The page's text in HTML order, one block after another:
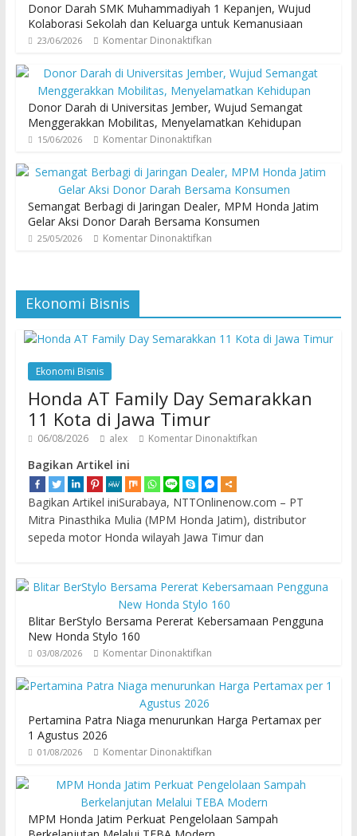
Donor Darah SMK Muhammadiyah 1 Kepanjen, Wujud
Kolaborasi Sekolah dan Keluarga untuk Kemanusiaan
23/06/2026 Komentar Dinonaktifkan
Donor Darah di Universitas Jember, Wujud Semangat
Menggerakkan Mobilitas, Menyelamatkan Kehidupan
15/06/2026 Komentar Dinonaktifkan
Semangat Berbagi di Jaringan Dealer, MPM Honda Jatim
Gelar Aksi Donor Darah Bersama Konsumen
25/05/2026 Komentar Dinonaktifkan
Ekonomi Bisnis
Ekonomi Bisnis
Honda AT Family Day Semarakkan
11 Kota di Jawa Timur
06/08/2026 alex Komentar Dinonaktifkan
Bagikan Artikel ini
Bagikan Artikel iniSurabaya, NTTOnlinenow.com – PT
Mitra Pinasthika Mulia (MPM Honda Jatim), distributor
sepeda motor Honda wilayah Jawa Timur dan
Blitar BerStylo Bersama Pererat Kebersamaan Pengguna
New Honda Stylo 160
03/08/2026 Komentar Dinonaktifkan
Pertamina Patra Niaga menurunkan Harga Pertamax per
1 Agustus 2026
01/08/2026 Komentar Dinonaktifkan
MPM Honda Jatim Perkuat Pengelolaan Sampah